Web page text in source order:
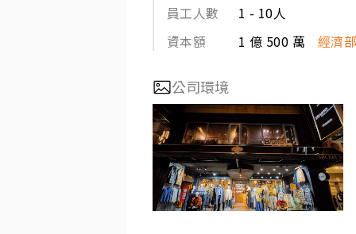
員工人數
1 - 10人
資本額
1 億 500 萬 經濟
公司環境